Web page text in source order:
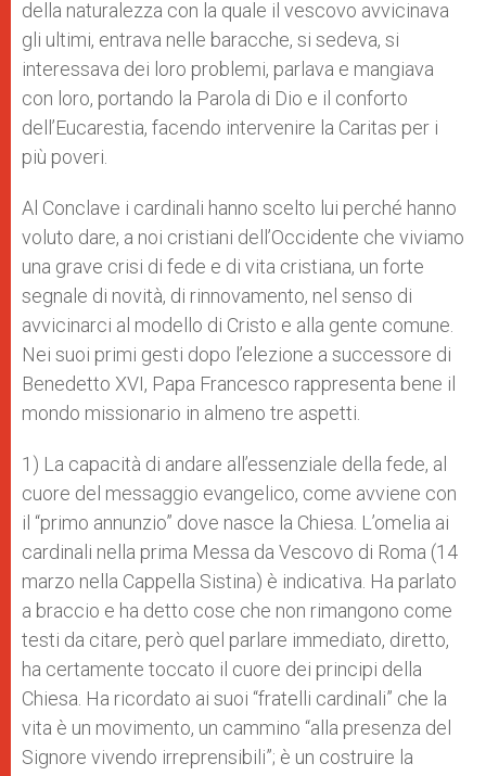
della naturalezza con la quale il vescovo avvicinava
gli ultimi, entrava nelle baracche, si sedeva, si
interessava dei loro problemi, parlava e mangiava
con loro, portando la Parola di Dio e il conforto
dell’Eucarestia, facendo intervenire la Caritas per i
più poveri.
Al Conclave i cardinali hanno scelto lui perché hanno
voluto dare, a noi cristiani dell’Occidente che viviamo
una grave crisi di fede e di vita cristiana, un forte
segnale di novità, di rinnovamento, nel senso di
avvicinarci al modello di Cristo e alla gente comune.
Nei suoi primi gesti dopo l’elezione a successore di
Benedetto XVI, Papa Francesco rappresenta bene il
mondo missionario in almeno tre aspetti.
1) La capacità di andare all’essenziale della fede, al
cuore del messaggio evangelico, come avviene con
il “primo annunzio” dove nasce la Chiesa. L’omelia ai
cardinali nella prima Messa da Vescovo di Roma (14
marzo nella Cappella Sistina) è indicativa. Ha parlato
a braccio e ha detto cose che non rimangono come
testi da citare, però quel parlare immediato, diretto,
ha certamente toccato il cuore dei principi della
Chiesa. Ha ricordato ai suoi “fratelli cardinali” che la
vita è un movimento, un cammino “alla presenza del
Signore vivendo irreprensibili”; è un costruire la